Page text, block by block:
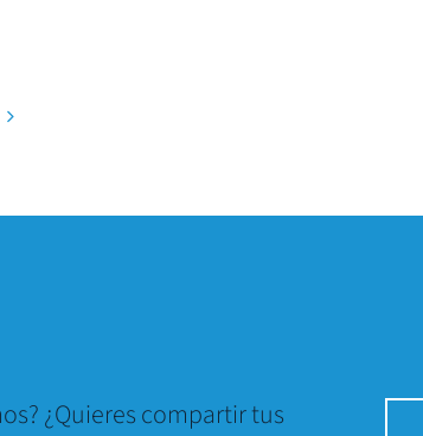
¿Quieres compartir tus